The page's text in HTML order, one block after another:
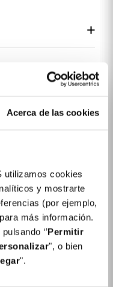
Acerca de las cookies
utilizamos cookies
y mostrarte
(por ejemplo,
para más información.
‘’Permitir
", o bien
".
de
16:
17,99 €
Subtotal: 17,99 €